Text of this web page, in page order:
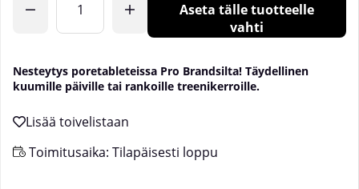
Aseta tälle tuotteelle
vahti
Nesteytys poretableteissa Pro Brandsilta! Täydellinen
kuumille päiville tai rankoille treenikerroille.
Toimitusaika: Tilapäisesti loppu